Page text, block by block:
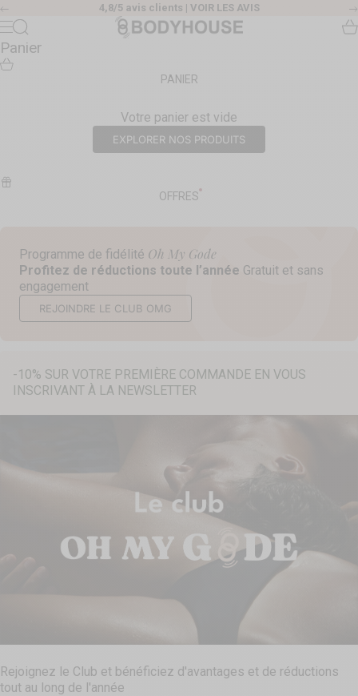
Passer au contenu
Précédent 4,8/5 avis clients | VOIR LES AVIS
Body House
Menu
Recherche
Panier
PANIER
Votre panier est vide
EXPLORER NOS PRODUITS
OFFRES
Programme de fidélité Oh My Gode
Profitez de réductions toute l’année Gratuit et sans
engagement
REJOINDRE LE CLUB OMG
-10% SUR VOTRE PREMIÈRE COMMANDE EN VOUS
INSCRIVANT À LA NEWSLETTER
Rejoignez le Club et bénéficiez d'avantages et de réductions
tout au long de l'année